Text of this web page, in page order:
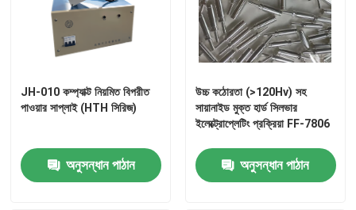
আমাদের সাথে যোগাযোগ করুন
জিঙ্ক প্লেটিং রাসায়নিক
JH-010 কম্প্যাক্ট নিয়মিত বিপরীত
পাওয়ার সাপ্লাই (HTH সিরিজ)
অনুসন্ধান পাঠান
উচ্চ কঠোরতা (>120Hv) সহ
সায়ানাইড মুক্ত হার্ড সিলভার
ইলেক্ট্রোপ্লেটিং প্রক্রিয়া FF-7806
অনুসন্ধান পাঠান